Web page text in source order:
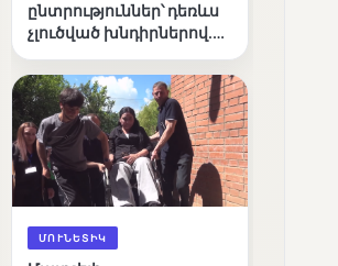
ընտրություններ՝ դեռևս
չլուծված խնդիրներով.
դիտորդական
առաքելության
արդյունքները
ՄՈՒՆԵՏԻԿ